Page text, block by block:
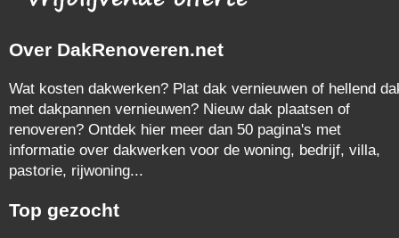
Over DakRenoveren.net
Wat kosten dakwerken? Plat dak vernieuwen of hellend
met dakpannen vernieuwen? Nieuw dak plaatsen of
renoveren? Ontdek hier meer dan 50 pagina's met
informatie over dakwerken voor de woning, bedrijf, villa,
pastorie, rijwoning...
Top gezocht